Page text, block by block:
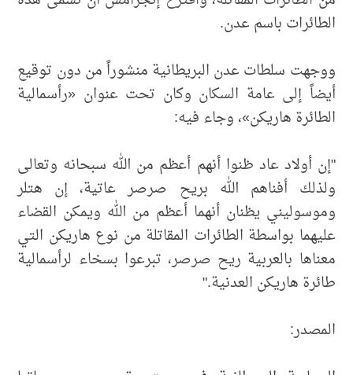
الطائرات باسم عدن.
ووجهت سلطات عدن البريطانية منشوراً من دون توقيع
أيضاً إلى عامة السكان وكان تحت عنوان «رأسمالية
الطائرة هاريكن»، وجاء فيه:
"إن أولاد عاد ظنوا أنهم أعظم من الله سبحانه وتعالى
ولذلك أفناهم الله بريح صرصر عاتية، إن هتلر
وموسوليني يظنان أنهما أعظم من الله ويمكن القضاء
عليهما بواسطة الطائرات المقاتلة من نوع هاريكن التي
معناها بالعربية ريح صرصر، تبرعوا بسخاء لرأسمالية
طائرة هاريكن العدنية."
المصدر: